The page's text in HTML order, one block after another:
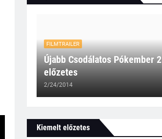
FILMTRAILER
Újabb Csodálatos Pókember 2
előzetes
2/24/2014
Kiemelt előzetes